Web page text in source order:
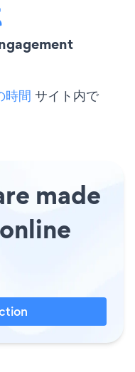
間 サイト内で
made